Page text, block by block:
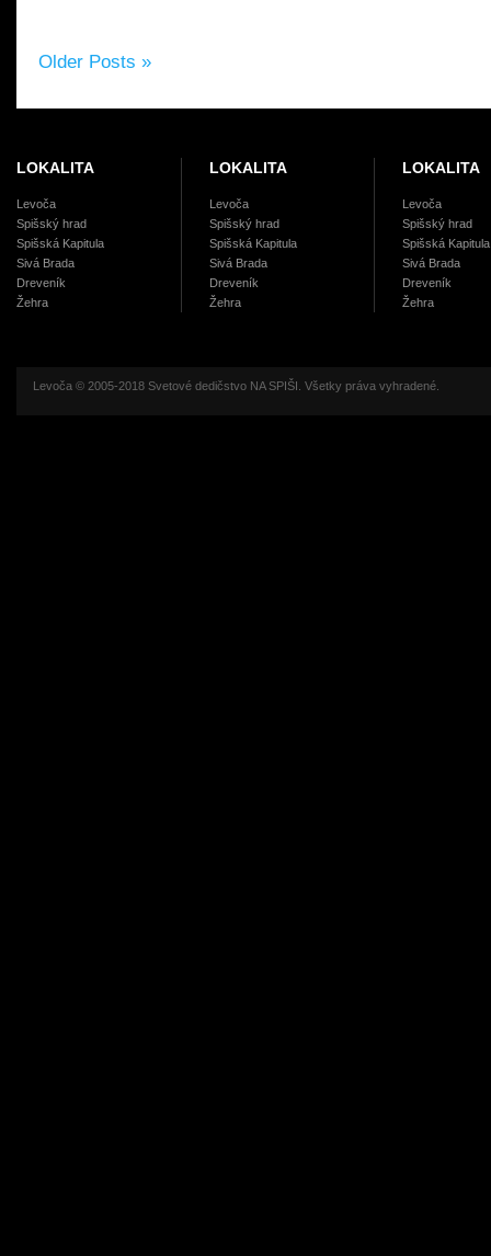
Older Posts »
LOKALITA
Levoča
Spišský hrad
Spišská Kapitula
Sivá Brada
Dreveník
Žehra
LOKALITA
Levoča
Spišský hrad
Spišská Kapitula
Sivá Brada
Dreveník
Žehra
LOKALITA
Levoča
Spišský hrad
Spišská Kapitula
Sivá Brada
Dreveník
Žehra
Levoča © 2005-2018 Svetové dedičstvo NA SPIŠI. Všetky práva vyhradené.